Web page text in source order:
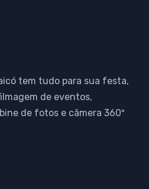
tem tudo para sua festa,
de eventos,
de fotos e câmera 360º